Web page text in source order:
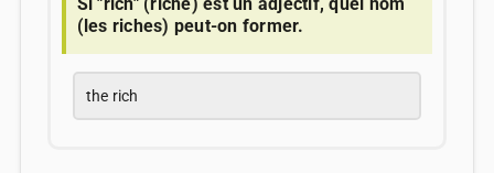
(les riches) peut-on former.
the rich